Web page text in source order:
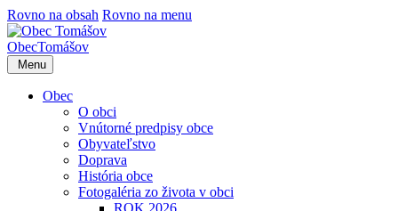
Rovno na obsah Rovno na menu
ObecTomášov
Menu
Obec
O obci
Vnútorné predpisy obce
Obyvateľstvo
Doprava
História obce
Fotogaléria zo života v obci
ROK 2026